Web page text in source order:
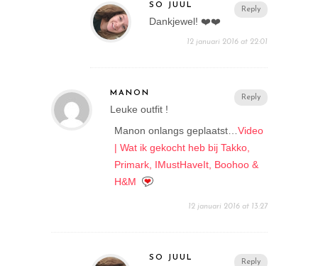
Reply
SO JUUL
Dankjewel! ❤️❤️
12 januari 2016 at 22:01
Reply
MANON
Leuke outfit !
Manon onlangs geplaatst… Video
| Wat ik gekocht heb bij Takko,
Primark, IMustHaveIt, Boohoo &
H&M
12 januari 2016 at 13:27
Reply
SO JUUL